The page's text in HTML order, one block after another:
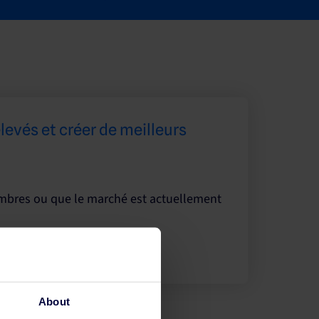
About
et créer de meilleurs
ou que le marché est actuellement